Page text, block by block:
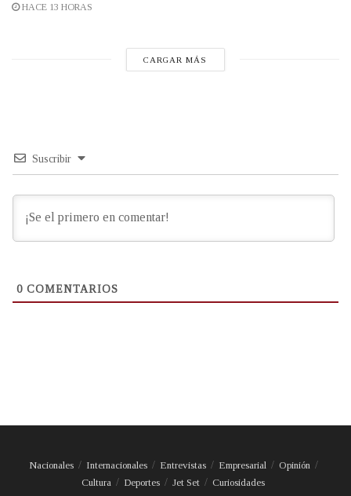
HACE 13 HORAS
CARGAR MÁS
Suscribir
0 COMENTARIOS
Nacionales Internacionales Entrevistas Empresarial
Opinión
Cultura
Deportes Jet Set Curiosidades